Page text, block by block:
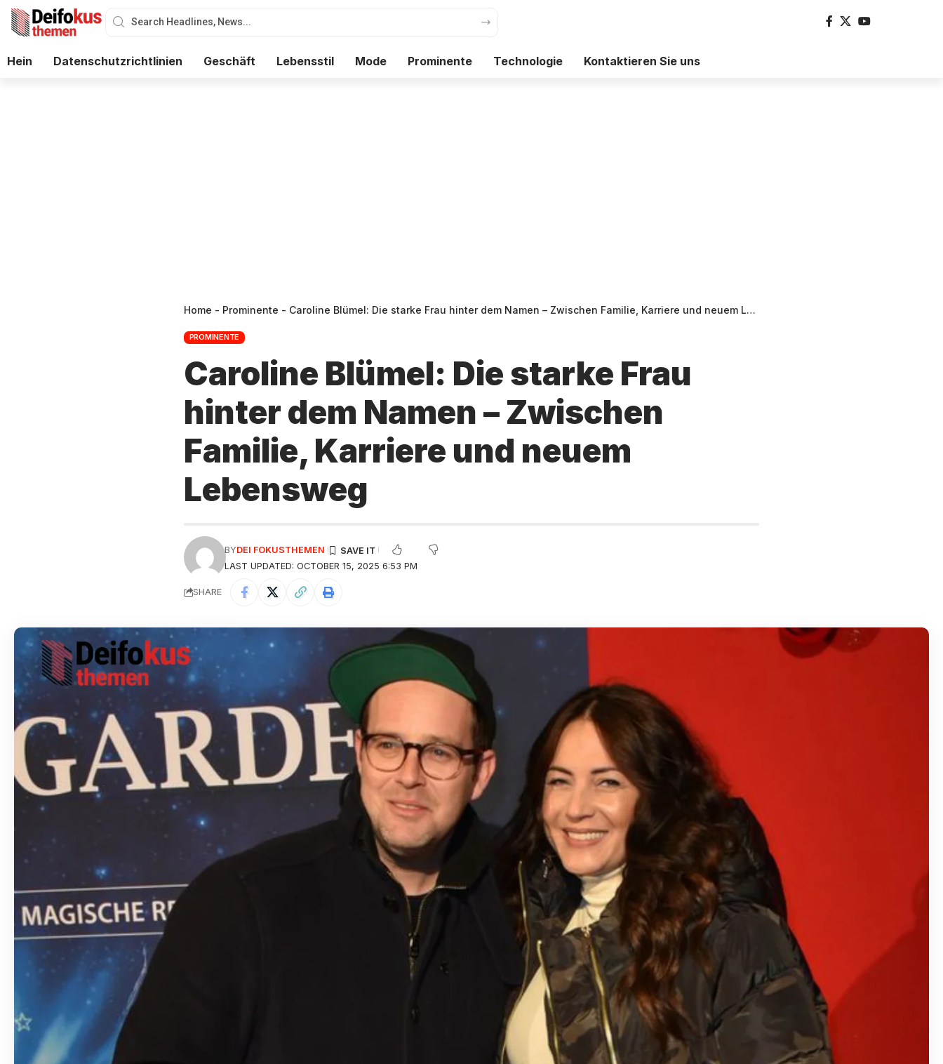
Hein Datenschutzrichtlinien Geschäft Lebensstil Mode Prominente Technologie Kontaktieren Sie uns
Home - Prominente - Caroline Blümel: Die starke Frau hinter dem Namen – Zwischen Familie, Karriere und neuem Lebensweg
PROMINENTE
Caroline Blümel: Die starke Frau
hinter dem Namen – Zwischen
Familie, Karriere und neuem
Lebensweg
LAST UPDATED: OCTOBER 15, 2025 6:53 PM
BYDEI FOKUSTHEMEN
SHARE